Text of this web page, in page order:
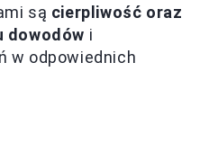
są cierpliwość oraz
dowodów i
w odpowiednich